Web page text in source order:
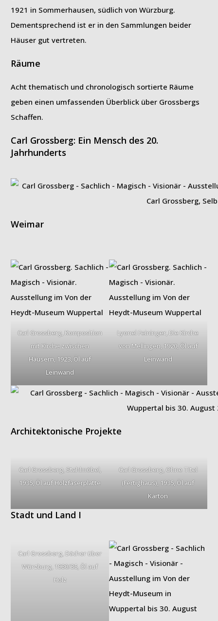
1921 in Sommerhausen, südlich von Würzburg.
Dementsprechend ist er in den Sammlungen beider
Häuser gut vertreten.
Räume
Acht thematisch und chronologisch sortierte Räume
geben einen umfassenden Überblick über Grossbergs
Schaffen.
Carl Grossberg: Ein Mensch des 20.
Jahrhunderts
Carl Grossberg,
Weimar
Carl Grossberg, Komposition
mit Kirche zwischen
Häusern, 1923, Öl auf
Leinwand
Lyonel Feininger, Die Kirche
von Mellingen, 1920, Öl auf
Leinwand
Architektonische Projekte
Carl Grossberg, Stahlmöbel,
1935, Öl auf Holzfaserplatte
Carl Grossberg, Ohne Titel
(Fertighaus), 1935, Öl auf
Karton
Stadt und Land I
Carl Grossberg, Dächer über
Würzburg, 1930/35, Öl auf
Holz